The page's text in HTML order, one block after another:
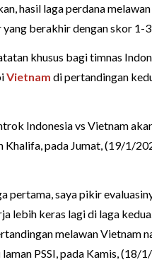
hasil laga perdana
berakhir dengan skor 1-
khusus bagi timnas
Vietnam di pertandingan
Indonesia vs Vietnam
Khalifa, pada Jumat, (19/1/
pertama, saya pikir
lebih keras lagi di laga
melawan Vietnam
PSSI, pada Kamis, (18/